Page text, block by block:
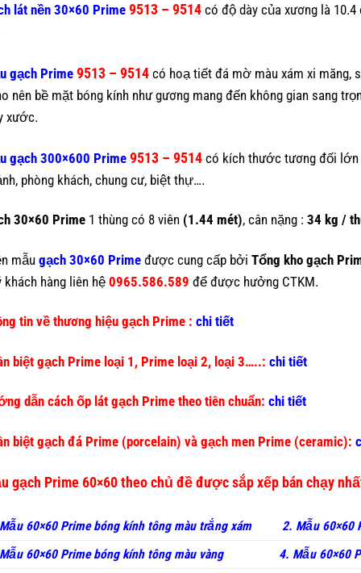
lát nền 30×60 Prime 9513 – 9514có độ dày của xương là
gạch Prime 9513 – 9514có hoạ tiết đá mờ màu xám xi măng,
nên bề mặt bóng kính như gương mang đến không gian sang
xước.
gạch 300×600 Prime 9513 – 9514có kích thước tương đối lớn
phòng khách, chung cư, biệt thự….
30×60 Prime1 thùng có 8 viên (1.44 mét), cân nặng : 34 kg /
mẫu gạch 30×60 Prime được cung cấp bởi Tổng kho gạch
khách hàng liên hệ 0965.586.589 để được hưởng CTKM.
tin về thương hiệu gạch Prime : chi tiết
biệt gạch Prime loại 1, Prime loại 2, loại 3…..: chi tiết
dẫn cách ốp lát gạch Prime theo tiên chuẩn: chi tiết
biệt gạch đá Prime (porcelain) và gạch men Prime (ceramic):
gạch Prime 60×60 theo chủ đề được sắp xếp bán chạy
60×60 Prime bóng kính tông màu trắng xám
2. Mẫu 60×60
60×60 Prime bóng kính tông màu vàng
4. Mẫu 60×60